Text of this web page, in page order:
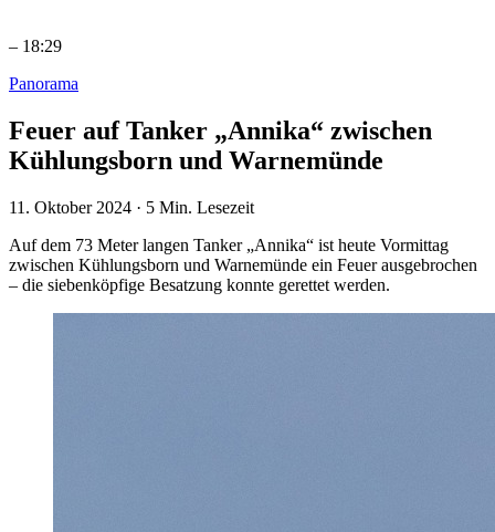
– 18:29
Panorama
Feuer auf Tanker „Annika“ zwischen
Kühlungsborn und Warnemünde
11. Oktober 2024 · 5 Min. Lesezeit
Auf dem 73 Meter langen Tanker „Annika“ ist heute Vormittag
zwischen Kühlungsborn und Warnemünde ein Feuer ausgebrochen
– die siebenköpfige Besatzung konnte gerettet werden.